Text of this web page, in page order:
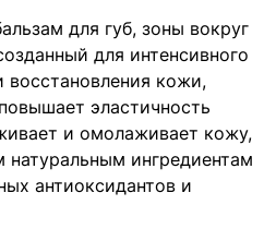
для губ, зоны вокруг
для интенсивного
восстановления кожи,
эластичность
и омолаживает кожу,
натуральным ингредиентам
антиоксидантов и